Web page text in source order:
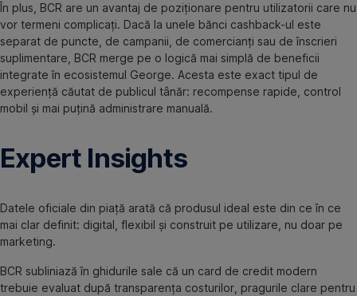
În plus, BCR are un avantaj de poziționare pentru utilizatorii care nu
vor termeni complicați. Dacă la unele bănci cashback-ul este
separat de puncte, de campanii, de comercianți sau de înscrieri
suplimentare, BCR merge pe o logică mai simplă de beneficii
integrate în ecosistemul George. Acesta este exact tipul de
experiență căutat de publicul tânăr: recompense rapide, control
mobil și mai puțină administrare manuală.
Expert Insights
Datele oficiale din piață arată că produsul ideal este din ce în ce
mai clar definit: digital, flexibil și construit pe utilizare, nu doar pe
marketing.
BCR subliniază în ghidurile sale că un card de credit modern
trebuie evaluat după transparența costurilor, pragurile clare pentru